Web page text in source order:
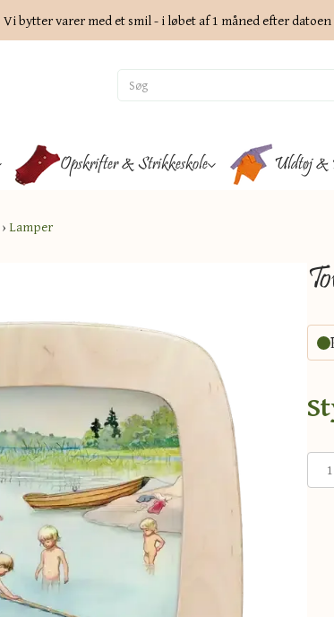
Vi bytter varer med et smil - i løbet af 1 måned efter
Opskrifter & Strikkeskole Uldtøj &
› Lamper